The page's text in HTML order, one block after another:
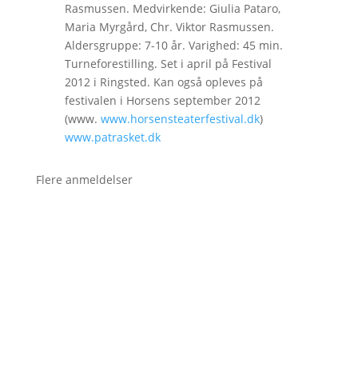
Rasmussen. Medvirkende: Giulia Pataro,
Maria Myrgård, Chr. Viktor Rasmussen.
Aldersgruppe: 7-10 år. Varighed: 45 min.
Turneforestilling. Set i april på Festival
2012 i Ringsted. Kan også opleves på
festivalen i Horsens september 2012
(www. www.horsensteaterfestival.dk)
www.patrasket.dk
Flere anmeldelser